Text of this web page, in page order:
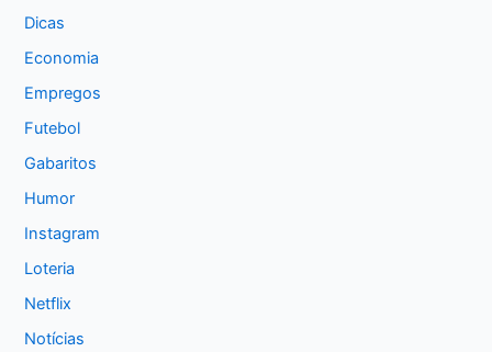
Dicas
Economia
Empregos
Futebol
Gabaritos
Humor
Instagram
Loteria
Netflix
Notícias